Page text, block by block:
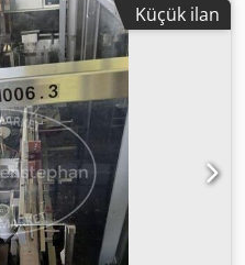
An Ajfx Al IeckKüçük ilan